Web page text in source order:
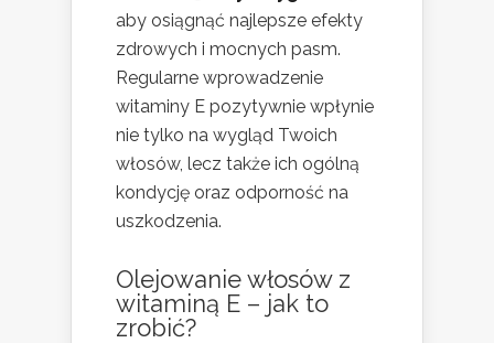
aby osiągnąć najlepsze efekty
zdrowych i mocnych pasm.
Regularne wprowadzenie
witaminy E pozytywnie wpłynie
nie tylko na wygląd Twoich
włosów, lecz także ich ogólną
kondycję oraz odporność na
uszkodzenia.
Olejowanie włosów z
witaminą E – jak to
zrobić?